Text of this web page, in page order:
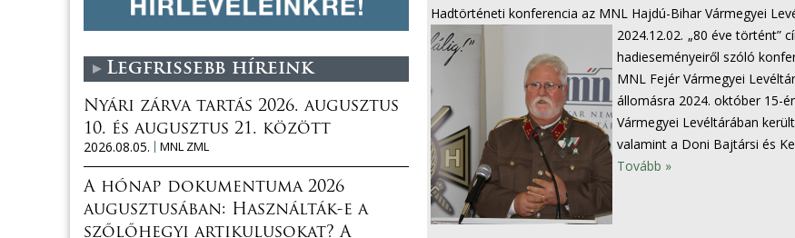
Hadtörténeti konferencia az MNL Hajdú-Bihar Vármegyei
2024.12.02. „80 éve történt”
hadieseményeiről szóló
MNL Fejér Vármegyei
állomásra 2024. október 15-
Vármegyei Levéltárában
valamint a Doni Bajtársi és
Tovább »
Legfrissebb híreink
Nyári zárva tartás 2026. augusztus
10. és augusztus 21. között
2026.08.05.
MNL ZML
A hónap dokumentuma 2026
augusztusában: Használták-e a
szőlőhegyi artikulusokat? A